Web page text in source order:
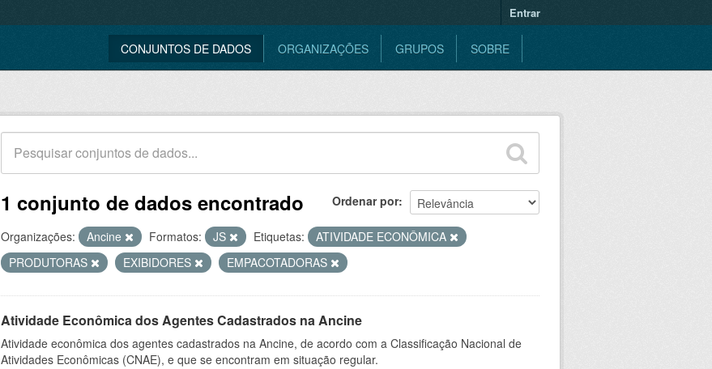
Entrar
CONJUNTOS DE DADOS ORGANIZAÇÕES GRUPOS SOBRE
Ordenar por
1 conjunto de dados encontrado
Organizações: Ancine Formatos: JS Etiquetas:
ATIVIDADE ECONÔMICA
PRODUTORAS
EXIBIDORES EMPACOTADORAS
Atividade Econômica dos Agentes Cadastrados na Ancine
Atividade econômica dos agentes cadastrados na Ancine, de acordo com a Classificação Nacional de
Atividades Econômicas (CNAE), e que se encontram em situação regular.